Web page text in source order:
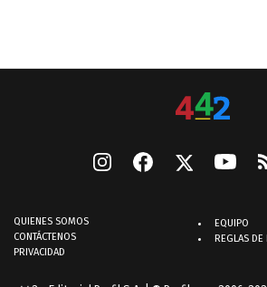
QUIENES SOMOS
CONTÁCTENOS
PRIVACIDAD
EQUIPO
REGLAS DE